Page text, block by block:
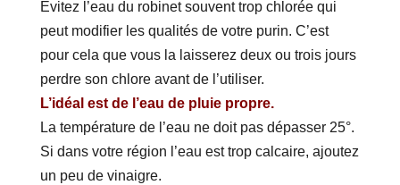
Évitez l’eau du robinet souvent trop chlorée qui
peut modifier les qualités de votre purin. C’est
pour cela que vous la laisserez deux ou trois jours
perdre son chlore avant de l’utiliser.
L’idéal est de l’eau de pluie propre.
La température de l’eau ne doit pas dépasser 25°.
Si dans votre région l’eau est trop calcaire, ajoutez
un peu de vinaigre.